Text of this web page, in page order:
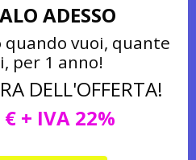
ADESSO
vuoi, quante
per 1 anno!
DELL'OFFERTA!
+ IVA 22%